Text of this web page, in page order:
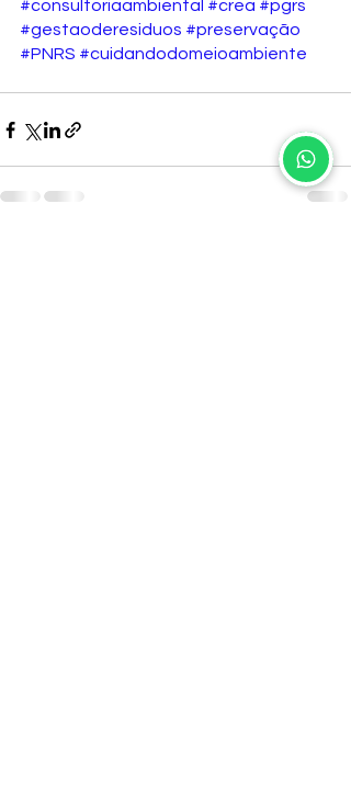
#consultoriaambiental #crea #pgrs
#gestaoderesiduos #preservação
#PNRS #cuidandodomeioambiente